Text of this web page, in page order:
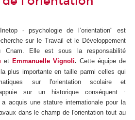
- psychologie de l’orientation" est
sur le Travail et le Développement
Cnam. Elle est sous la responsabilité
et Emmanuelle Vignoli. Cette équipe de
plus importante en taille parmi celles qui
sur l'orientation scolaire et
sur un historique conséquent :
acquis une stature internationale pour la
dans le champ de l'orientation tout au